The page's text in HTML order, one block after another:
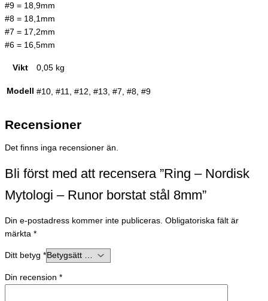
#9 = 18,9mm
#8 = 18,1mm
#7 = 17,2mm
#6 = 16,5mm
Vikt 0,05 kg
Modell #10, #11, #12, #13, #7, #8, #9
Recensioner
Det finns inga recensioner än.
Bli först med att recensera ”Ring – Nordisk
Mytologi – Runor borstat stål 8mm”
Din e-postadress kommer inte publiceras. Obligatoriska fält är
märkta *
Ditt betyg *
Din recension *